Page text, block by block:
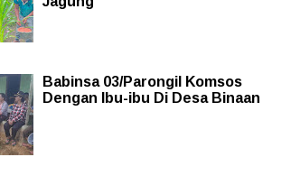
Babinsa 03/Parongil Komsos
Dengan Ibu-ibu Di Desa Binaan